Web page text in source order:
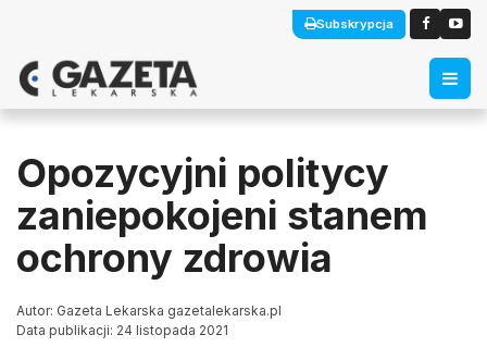
Subskrypcja
Opozycyjni politycy
zaniepokojeni stanem
ochrony zdrowia
Autor: Gazeta Lekarska gazetalekarska.pl
Data publikacji: 24 listopada 2021